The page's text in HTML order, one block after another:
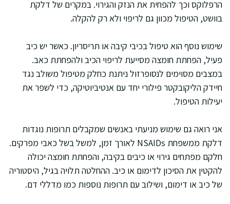
הרפלוקס וכך להפחית את הנזק והגירוי. במקרים של דלקת
בוושט, הטיפול מכוון גם לריפוי ולא רק להקלה.
שימוש נוסף הוא טיפול בכיבי קיבה או תריסריון. כאשר יש כיב
פעיל, הפחתת חומצה מסייעת לריפוי הכיב ולהפחתת כאב.
במצבים מסוימים לנסופרזול ניתנת כחלק מטיפול משולב נגד
חיידק הליקובקטר פילורי יחד עם אנטיביוטיקה, כדי לשפר את
יעילות הטיפול.
אני רואה גם שימוש מניעתי באנשים שמקבלים תרופות נוגדות
דלקת ממשפחת NSAIDs לאורך זמן, למשל בשל כאבי מפרקים.
חלקם מפתחים גירוי או כיבים בקיבה, והפחתת חומצה יכולה
להקטין את הסיכון לדימום או כיב. ההחלטה תלויה בגיל, היסטוריה
של כיב או דימום, ושילוב עם תרופות נוספות כמו מדללי דם.